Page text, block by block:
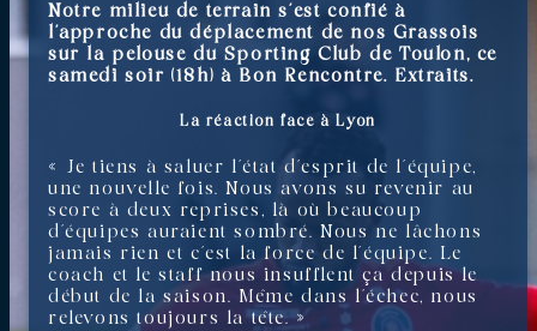
Notre milieu de terrain s’est confié à
l’approche du déplacement de nos Grassois
sur la pelouse du Sporting Club de Toulon, ce
samedi soir (18h) à Bon Rencontre. Extraits.
La réaction face à Lyon
« Je tiens à saluer l’état d’esprit de l’équipe,
une nouvelle fois. Nous avons su revenir au
score à deux reprises, là où beaucoup
d’équipes auraient sombré. Nous ne lâchons
jamais rien et c’est la force de l’équipe. Le
coach et le staff nous insufflent ça depuis le
début de la saison. Même dans l’échec, nous
relevons toujours la tête. »